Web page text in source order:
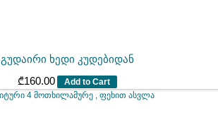
გუდაირი ხედი კუდებიდან
₾160.00 Add to Cart